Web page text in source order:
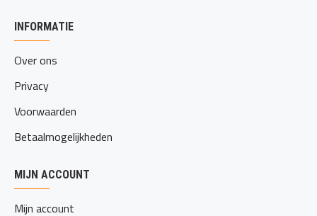
INFORMATIE
Over ons
Privacy
Voorwaarden
Betaalmogelijkheden
MIJN ACCOUNT
Mijn account